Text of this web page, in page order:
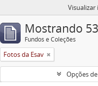
Visualizar
Mostrando
Fundos e Coleções
Fotos da Esav
Opções